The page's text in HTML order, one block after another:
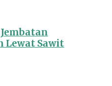
Lewat Sawit